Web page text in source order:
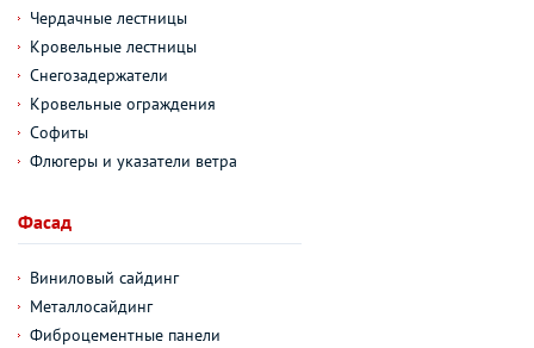
Чердачные лестницы
Кровельные лестницы
Снегозадержатели
Кровельные ограждения
Софиты
Флюгеры и указатели ветра
Фасад
Виниловый сайдинг
Металлосайдинг
Фиброцементные панели